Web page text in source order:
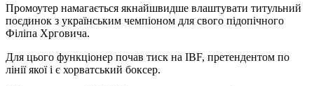
Промоутер намагається якнайшвидше влаштувати титульний
поєдинок з українським чемпіоном для свого підопічного
Філіпа Хрговича.
Для цього функціонер почав тиск на IBF, претендентом по
лінії якої і є хорватський боксер.